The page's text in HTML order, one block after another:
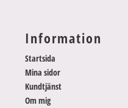
Information
Startsida
Mina sidor
Kundtjänst
Om mig